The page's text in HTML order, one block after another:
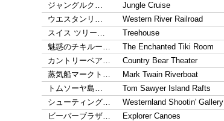
ジャングルク…
Jungle Cruise
ウエスタンリ…
Western River Railroad
スイス ツリー…
Treehouse
魅惑のチキルー…
The Enchanted Tiki Room
カントリーベア…
Country Bear Theater
蒸気船マークト…
Mark Twain Riverboat
トムソーヤ島…
Tom Sawyer Island Rafts
シューティング…
Westernland Shootin' Gallery
ビーバーブラザ…
Explorer Canoes